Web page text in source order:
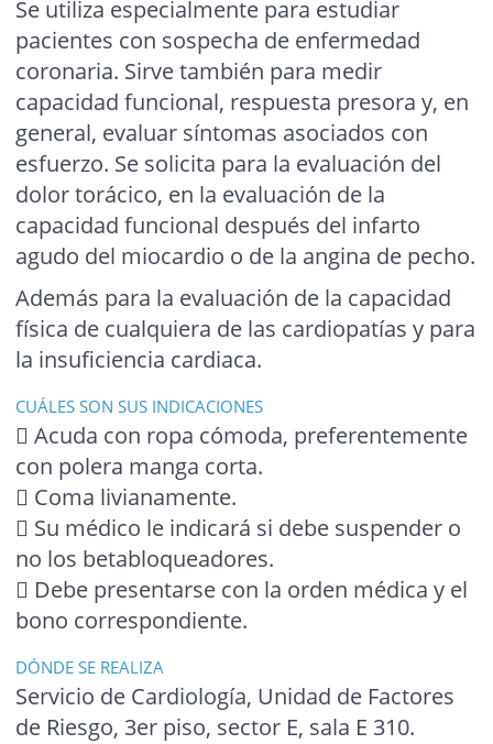
Se utiliza especialmente para estudiar
pacientes con sospecha de enfermedad
coronaria. Sirve también para medir
capacidad funcional, respuesta presora y, en
general, evaluar síntomas asociados con
esfuerzo. Se solicita para la evaluación del
dolor torácico, en la evaluación de la
capacidad funcional después del infarto
agudo del miocardio o de la angina de pecho.
Además para la evaluación de la capacidad
física de cualquiera de las cardiopatías y para
la insuficiencia cardiaca.
CUÁLES SON SUS INDICACIONES
 Acuda con ropa cómoda, preferentemente
con polera manga corta.
 Coma livianamente.
 Su médico le indicará si debe suspender o
no los betabloqueadores.
 Debe presentarse con la orden médica y el
bono correspondiente.
DÓNDE SE REALIZA
Servicio de Cardiología, Unidad de Factores
de Riesgo, 3er piso, sector E, sala E 310.